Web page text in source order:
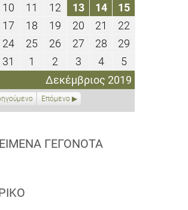
Δεκέμβριος 2019
2019 20192019201920192019
10
Δεκεμβρίου
2019
11
Δεκεμβρίου
2019
12
Δεκεμβρίου
2019
1313
Δεκεμβρίου
2019
1414
Δεκεμβρίου
2019
1515
2019
17
Δεκεμβρίου
2019
18
Δεκεμβρίου
2019
19
Δεκεμβρίου
2019
2020
Δεκεμβρίου
2019
21
Δεκεμβρίου
2019
2222
2424
Δεκεμβρίου
2019
2525
Δεκεμβρίου
2019
26
Δεκεμβρίου
2019
2727
Δεκεμβρίου
2019
2828
Δεκεμβρίου
2019
2929
2019
31
Δεκεμβρίου
1
Ιανουαρίου
2020
2
Ιανουαρίου
2020
33
Ιανουαρίου
2020
44
Ιανουαρίου
2020
55
Ιανουαρίου
2020
Επόμενο
ΓΕΓΟΝΌΤΑ